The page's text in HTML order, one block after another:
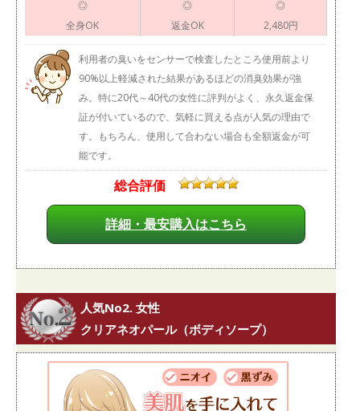
◎
全身OK
◎
返金OK
◎
2,480円
利用者の臭いをセンサーで検査したところ使用前より
90%以上軽減された結果があるほどの消臭効果が強
み。特に20代～40代の女性に評判がよく、永久返金保
証が付いているので、気軽に買える点が人気の理由で
す。もちろん、使用して合わない場合も全額返金が可
能です。
総合評価
詳細・最安購入はこちら
人気No2. 女性
クリアネオパール（ボディソープ）